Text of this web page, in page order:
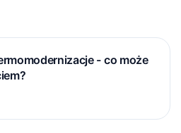
- co może